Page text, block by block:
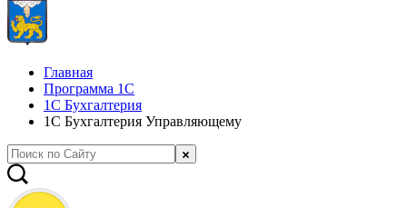
Главная
Программа 1С
1С Бухгалтерия
1С Бухгалтерия Управляющему